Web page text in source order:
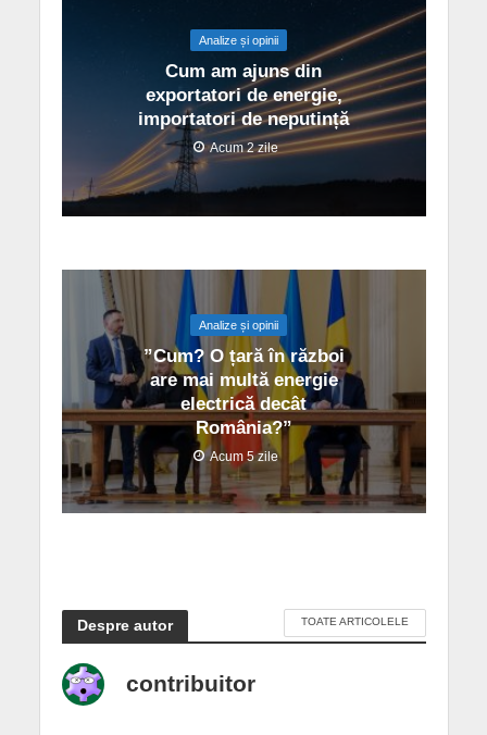
Analize și opinii
Cum am ajuns din
exportatori de energie,
importatori de neputință
Acum 2 zile
Analize și opinii
”Cum? O țară în război
are mai multă energie
electrică decât
România?”
Acum 5 zile
Despre autor TOATE ARTICOLELE
contribuitor